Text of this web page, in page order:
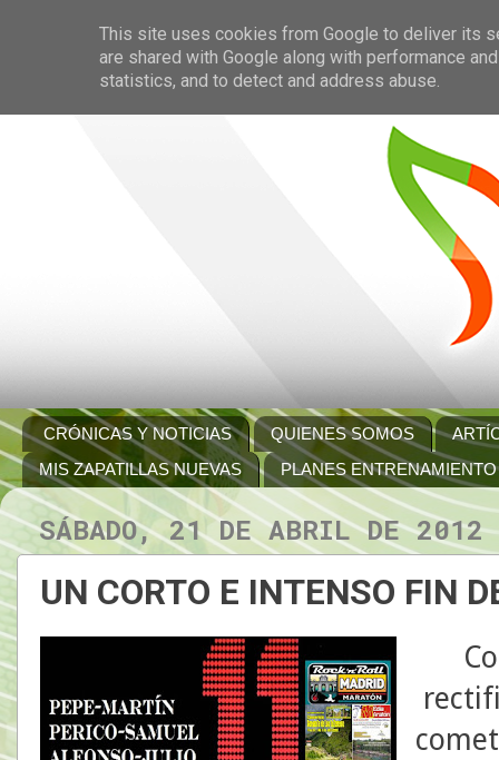
CRÓNICAS Y NOTICIAS QUIENES SOMOS
MIS ZAPATILLAS NUEVAS
PLANES ENTRENAMIENTO
SÁBADO, 21 DE ABRIL DE 2012
UN CORTO E INTENSO FIN
This site uses cookies from Google to deliver its
are shared with Google along with performance
statistics, and to detect and address abuse.